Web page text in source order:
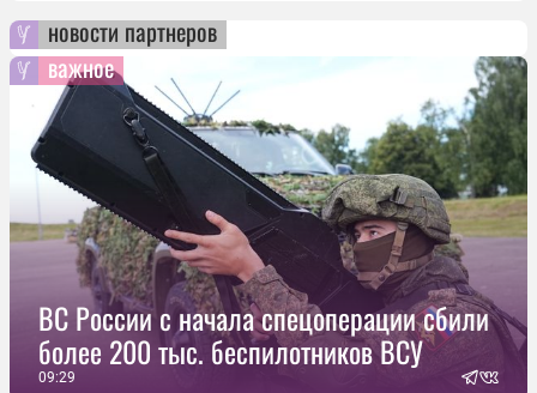
новости партнеров
важное
ВС России с начала спецоперации сбили
более 200 тыс. беспилотников ВСУ
09:29